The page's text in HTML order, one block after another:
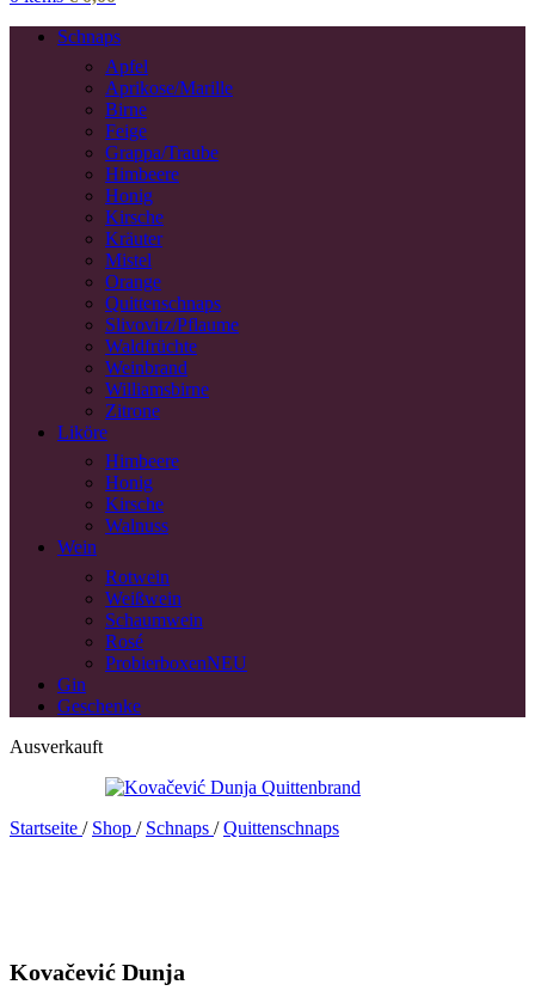
Schnaps
Apfel
Aprikose/Marille
Birne
Feige
Grappa/Traube
Himbeere
Honig
Kirsche
Kräuter
Mistel
Orange
Quittenschnaps
Slivovitz/Pflaume
Waldfrüchte
Weinbrand
Williamsbirne
Zitrone
Liköre
Himbeere
Honig
Kirsche
Walnuss
Wein
Rotwein
Weißwein
Schaumwein
Rosé
ProbierboxenNEU
Gin
Geschenke
Ausverkauft
Startseite / Shop / Schnaps / Quittenschnaps
Kovačević Dunja